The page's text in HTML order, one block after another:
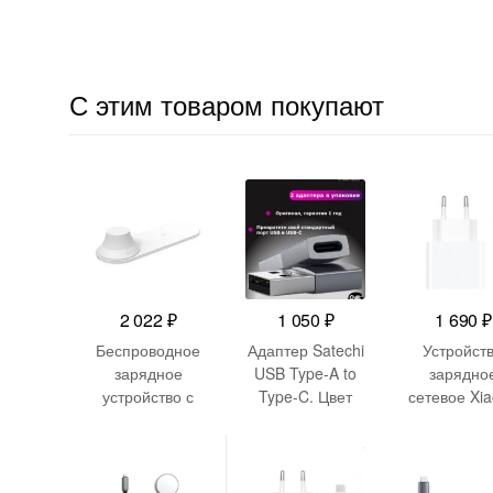
С этим товаром покупают
2 022₽
Беспроводное
зарядное
устройство с
1 050 ₽
Адаптер Satechi
USB Type-A to
Type-C. Цвет
1 690₽
сетевое